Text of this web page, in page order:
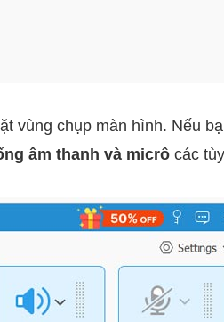
vùng chụp màn hình. Nếu
âm thanh và micrô các